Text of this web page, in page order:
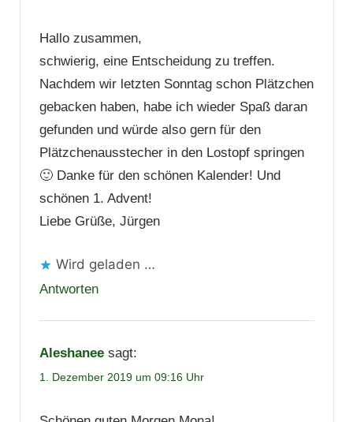
Hallo zusammen,
schwierig, eine Entscheidung zu treffen.
Nachdem wir letzten Sonntag schon Plätzchen
gebacken haben, habe ich wieder Spaß daran
gefunden und würde also gern für den
Plätzchenausstecher in den Lostopf springen
🙂 Danke für den schönen Kalender! Und
schönen 1. Advent!
Liebe Grüße, Jürgen
Wird geladen …
Antworten
Aleshanee sagt:
1. Dezember 2019 um 09:16 Uhr